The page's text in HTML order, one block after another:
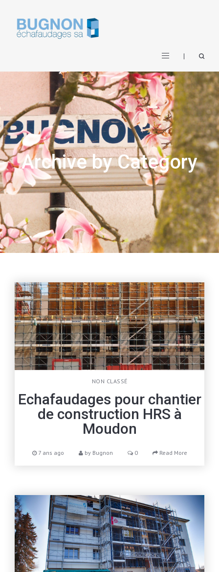
Archive by Category
NON CLASSÉ
Echafaudages pour chantier
de construction HRS à
Moudon
7 ans ago by Bugnon 0 Read More